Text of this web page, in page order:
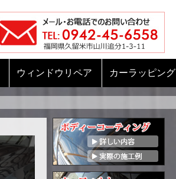
ウィンドウリペア カーラッピング